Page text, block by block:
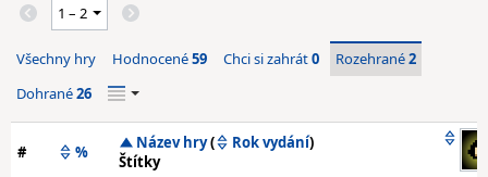
Všechny hry Hodnocené59 Chci si zahrát0 Rozehrané2
Dohrané26
# % Název hry( Rok vydání)
Štítky